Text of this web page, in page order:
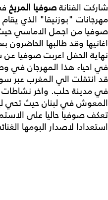
شاركت الفنانةصوفيا المريخ
مهرجانات "بوزنيقا" الذي
صوفيا من اجمل الاماسي
اغانيها وقد طالبها
نهاية الحفل اعربت صوفيا عن
في احياء هذا المهرجان في
قد انتقلت الي المغرب عبر
في مدينة حلب. واخر
المعوش في لبنان حيث تحي
تعكف صوفيا حاليا على
استعدادا لاصدار البومها